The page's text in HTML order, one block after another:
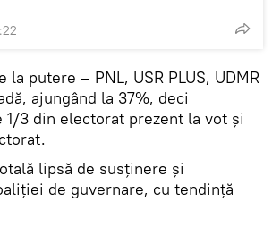
putere – PNL, USR PLUS, UDMR
ajungând la 37%, deci
1/3 din electorat prezent la vot și
lipsă de susținere și
de guvernare, cu tendință